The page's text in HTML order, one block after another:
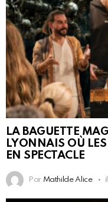
LA BAGUETTE
LYONNAIS OÙ
EN SPECTACLE
Par Mathilde Alice